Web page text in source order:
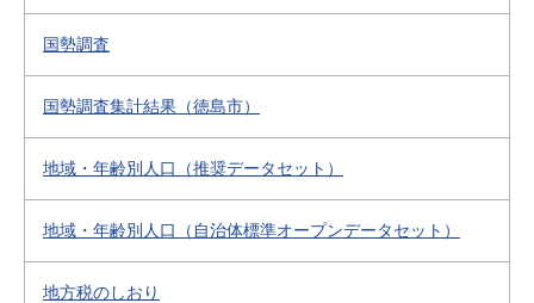
国勢調査
国勢調査集計結果（徳島市）
地域・年齢別人口（推奨データセット）
地域・年齢別人口（自治体標準オープンデータセット）
地方税のしおり